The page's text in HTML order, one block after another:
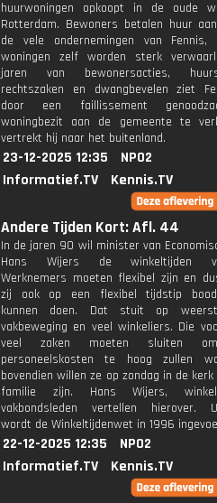
huurwoningen opkoopt in de oude
Rotterdam. Bewoners betalen huur
de vele ondernemingen van
woningen zelf worden sterk
jaren van bewonersacties,
rechtszaken en dwangbevelen ziet
door een faillissement
woningbezit aan de gemeente te
vertrekt hij naar het buitenland.
23-12-2025 12:35
NPO2
Informatief.TV
Kennis.TV
Andere Tijden Kort: Afl. 44
In de jaren 90 wil minister van
Hans Wijers de winkeltijden
Werknemers moeten flexibel zijn en
zij ook op een flexibel tijdstip
kunnen doen. Dat stuit op
vakbeweging en veel winkeliers. Die
veel zaken moeten sluiten
personeelskosten te hoog zullen
bovendien willen ze op zondag in de
familie zijn. Hans Wijers,
vakbondsleden vertellen hierover.
wordt de Winkeltijdenwet in 1996
22-12-2025 12:35
NPO2
Informatief.TV
Kennis.TV